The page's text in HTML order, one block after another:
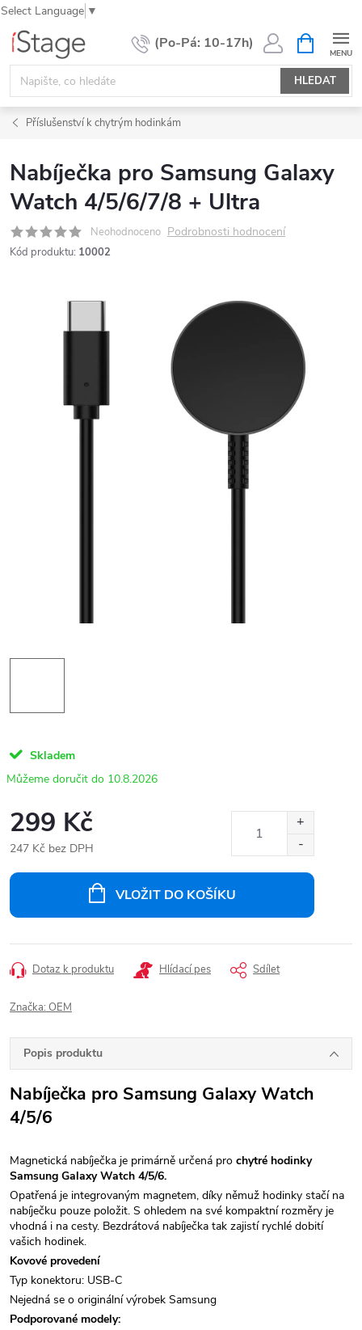
Select Language ▼
Přejít
obsah
HLEDAT
NÁKUPNÍ
KOŠÍK
Příslušenství k chytrým hodinkám
Nabíječka pro Samsung Galaxy
Watch 4/5/6/7/8 + Ultra
Neohodnoceno Podrobnosti hodnocení
Kód produktu: 10002
Skladem
10.8.2026
299 Kč
247 Kč bez DPH
VLOŽIT DO KOŠÍKU
Dotaz k produktu Hlídací pes Sdílet
Značka: OEM
Popis produktu
Nabíječka pro Samsung Galaxy Watch
4/5/6
Magnetická nabíječka je primárně určená pro chytré hodinky
Samsung Galaxy Watch 4/5/6.
Opatřená je integrovaným magnetem, díky němuž hodinky stačí na
nabíječku pouze položit. S ohledem na své kompaktní rozměry je
vhodná i na cesty. Bezdrátová nabíječka tak zajistí rychlé dobití
vašich hodinek.
Kovové provedení
Typ konektoru: USB-C
Nejedná se o originální výrobek Samsung
Podporované modely: